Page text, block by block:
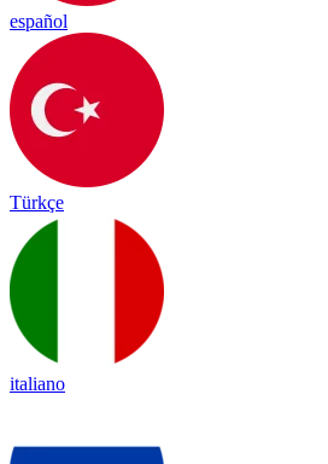
español
Türkçe
italiano